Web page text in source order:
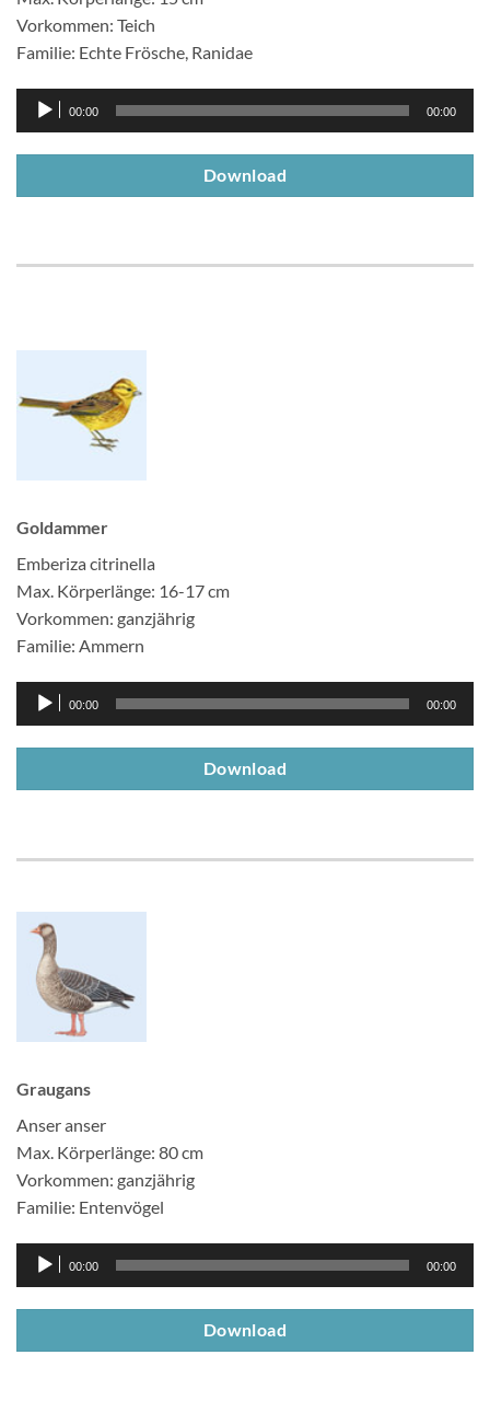
Vorkommen: Teich
Familie: Echte Frösche, Ranidae
Audio-
Player
00:00 00:00
Download
Goldammer
Emberiza citrinella
Max. Körperlänge: 16-17 cm
Vorkommen: ganzjährig
Familie: Ammern
Audio-
Player
00:00 00:00
Download
Graugans
Anser anser
Max. Körperlänge: 80 cm
Vorkommen: ganzjährig
Familie: Entenvögel
Audio-
Player
00:00 00:00
Download